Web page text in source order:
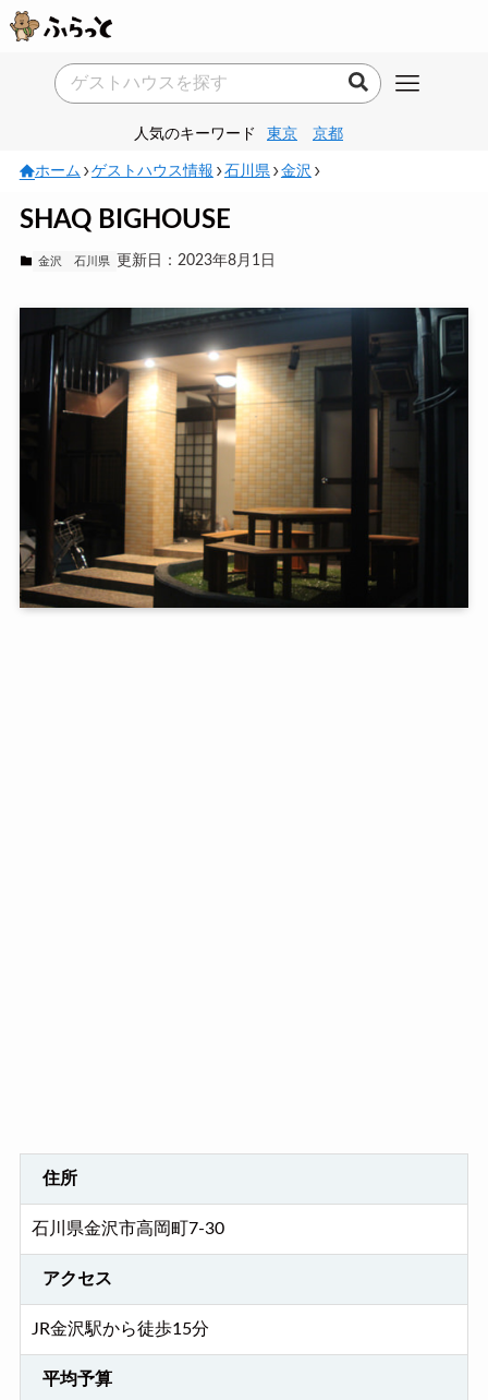
人気のキーワード 東京 京都
ホーム ゲストハウス情報 石川県 金沢
SHAQ BIGHOUSE
金沢 石川県 更新日：2023年8月1日
住所
石川県金沢市高岡町7-30
アクセス
JR金沢駅から徒歩15分
平均予算